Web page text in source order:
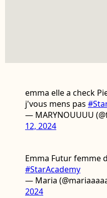
emma elle a check
j'vous mens pas
— MARYNOUUUU
12, 2024
Emma Futur femme
#StarAcademy
— Maria
2024